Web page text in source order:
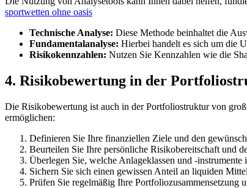
sportwetten ohne oasis
Technische Analyse: Diese Methode beinhaltet die
Fundamentalanalyse: Hierbei handelt es sich um die
Risikokennzahlen: Nutzen Sie Kennzahlen wie die
4. Risikobewertung in der
Die Risikobewertung ist auch in der Portfoliostruktur von
ermöglichen:
Definieren Sie Ihre finanziellen Ziele und den
Beurteilen Sie Ihre persönliche Risikobereitschaft und
Überlegen Sie, welche Anlageklassen und -
Sichern Sie sich einen gewissen Anteil an liquiden
Prüfen Sie regelmäßig Ihre Portfoliozusammensetzung